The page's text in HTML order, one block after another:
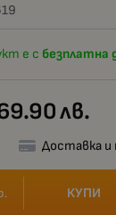
е с безплатна
лв.
Доставка и
КУПИ